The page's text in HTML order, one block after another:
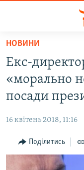
Перейти
основного
матеріалу
Перейти
до
основної
Перейти
до
пошуку
ВОДА.КРИМ
ВІДЕО ТА ФОТО
БЛОГИ
ПОГЛЯД
ІНТЕРВ'Ю
НОВИНИ
Екс-
«морально
посади
16 квітень 2018, 11:16
Поділитись